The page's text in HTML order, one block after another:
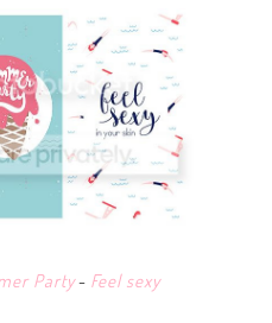
Party-Feel sexy